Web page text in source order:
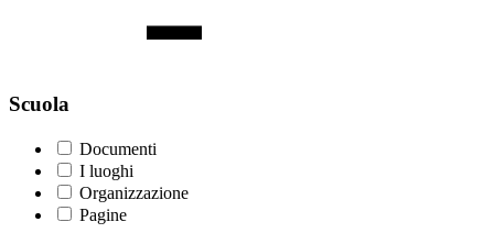
Scuola
Documenti
I luoghi
Organizzazione
Pagine